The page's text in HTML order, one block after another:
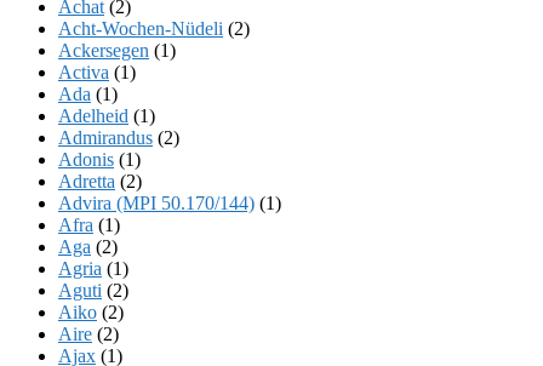
Achat (2)
Acht-Wochen-Nüdeli (2)
Ackersegen (1)
Activa (1)
Ada (1)
Adelheid (1)
Admirandus (2)
Adonis (1)
Adretta (2)
Advira (MPI 50.170/144) (1)
Afra (1)
Aga (2)
Agria (1)
Aguti (2)
Aiko (2)
Aire (2)
Ajax (1)